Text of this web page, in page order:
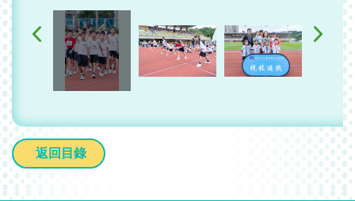
返回目錄